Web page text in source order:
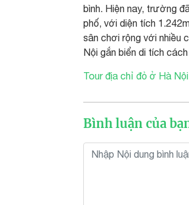
bình. Hiện nay, trường
phố, với diện tích
sân chơi rộng với nhiều
Nội gắn biển di tích
Tour địa chỉ đỏ ở Hà Nội
Bình luận của